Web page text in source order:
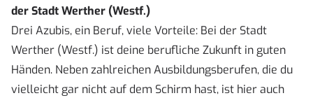
der Stadt Werther (Westf.)
Drei Azubis, ein Beruf, viele Vorteile: Bei der Stadt
Werther (Westf.) ist deine berufliche Zukunft in guten
Händen. Neben zahlreichen Ausbildungsberufen, die du
vielleicht gar nicht auf dem Schirm hast, ist hier auch